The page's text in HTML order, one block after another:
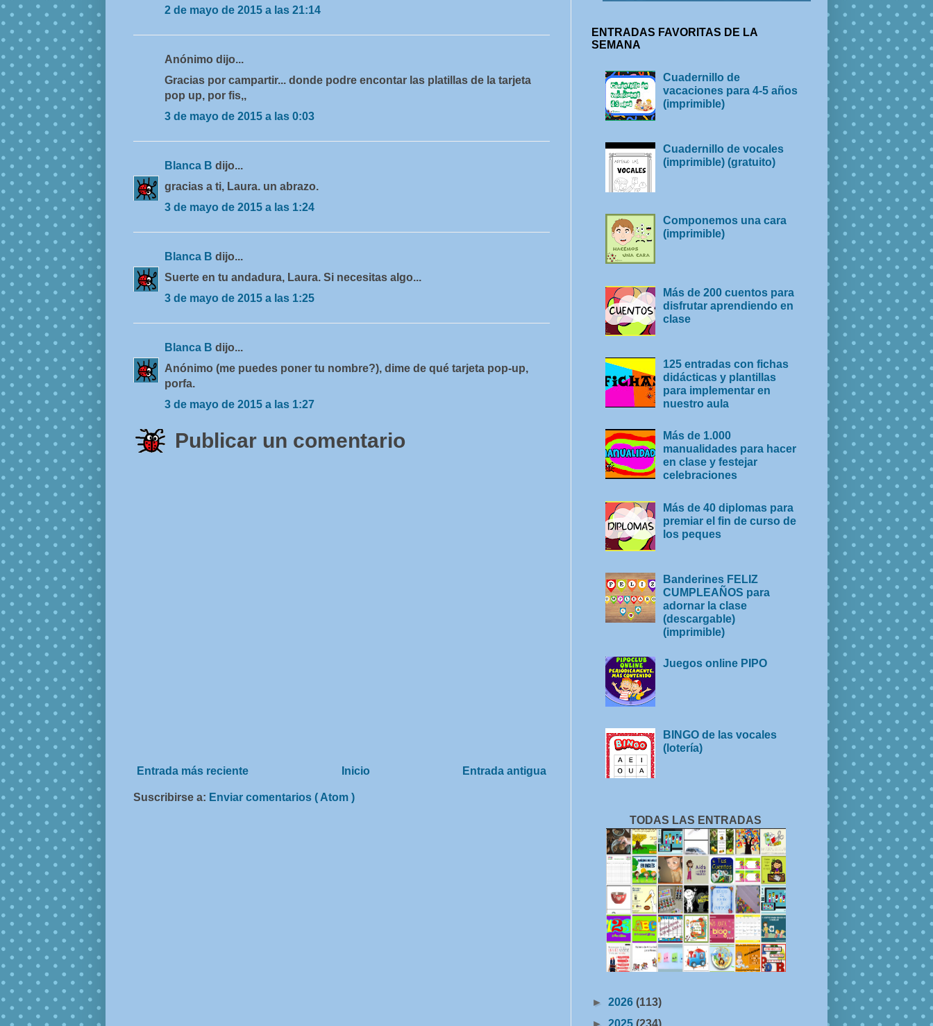
2 de mayo de 2015 a las 21:14
Anónimo dijo...
Gracias por campartir... donde podre encontar las platillas de la tarjeta
pop up, por fis,,
3 de mayo de 2015 a las 0:03
Blanca B dijo...
gracias a ti, Laura. un abrazo.
3 de mayo de 2015 a las 1:24
Blanca B dijo...
Suerte en tu andadura, Laura. Si necesitas algo...
3 de mayo de 2015 a las 1:25
Blanca B dijo...
Anónimo (me puedes poner tu nombre?), dime de qué tarjeta pop-up,
porfa.
3 de mayo de 2015 a las 1:27
Publicar un comentario
Entrada más reciente Entrada antigua
Inicio
Suscribirse a: Enviar comentarios ( Atom )
ENTRADAS FAVORITAS DE LA
SEMANA
Cuadernillo de
vacaciones para 4-5 años
(imprimible)
Cuadernillo de vocales
(imprimible) (gratuito)
Componemos una cara
(imprimible)
Más de 200 cuentos para
disfrutar aprendiendo en
clase
125 entradas con fichas
didácticas y plantillas
para implementar en
nuestro aula
Más de 1.000
manualidades para hacer
en clase y festejar
celebraciones
Más de 40 diplomas para
premiar el fin de curso de
los peques
Banderines FELIZ
CUMPLEAÑOS para
adornar la clase
(descargable)
(imprimible)
Juegos online PIPO
BINGO de las vocales
(lotería)
TODAS LAS ENTRADAS
► 2026 (113)